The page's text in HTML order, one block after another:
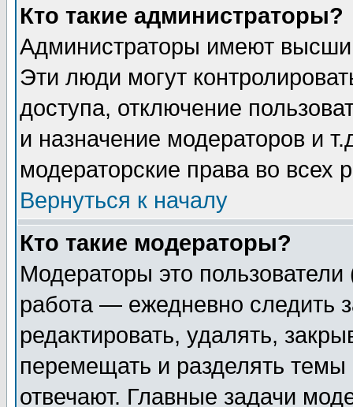
Кто такие администраторы?
Администраторы имеют
Эти люди могут
доступа, отключение
и назначение модераторов и
модераторские права во всех
Вернуться к началу
Кто такие модераторы?
Модераторы это
работа — ежедневно следить
редактировать, удалять,
перемещать и разделять
отвечают. Главные задачи